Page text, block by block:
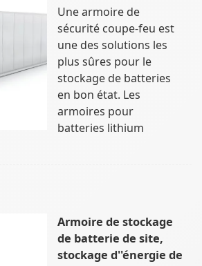
Une armoire de
sécurité coupe-feu est
une des solutions les
plus sûres pour le
stockage de batteries
en bon état. Les
armoires pour
batteries lithium
Armoire de stockage
de batterie de site,
stockage d''énergie de